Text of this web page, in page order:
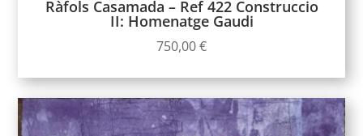
Ràfols Casamada – Ref 422 Construccio
II: Homenatge Gaudi
750,00€